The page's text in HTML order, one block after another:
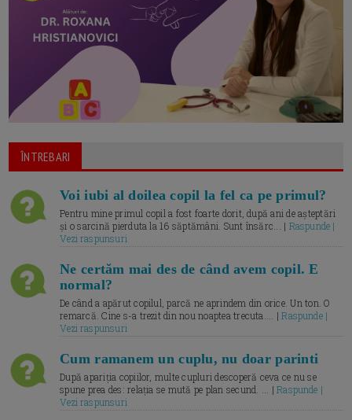
ÎNTREBARI
Voi iubi al doilea copil la fel ca pe primul?
Pentru mine primul copil a fost foarte dorit, după ani de așteptări
și o sarcină pierduta la 16 săptămâni. Sunt însărc... | Raspunde |
Vezi raspunsuri
Ne certăm mai des de când avem copil. E
normal?
De când a apărut copilul, parcă ne aprindem din orice. Un ton. O
remarcă. Cine s-a trezit din nou noaptea trecuta.... |Raspunde |
Vezi raspunsuri
Cum ramanem un cuplu, nu doar parinti
După apariția copiilor, multe cupluri descoperă ceva ce nu se
spune prea des: relația se mută pe plan secund. ... |Raspunde |
Vezi raspunsuri